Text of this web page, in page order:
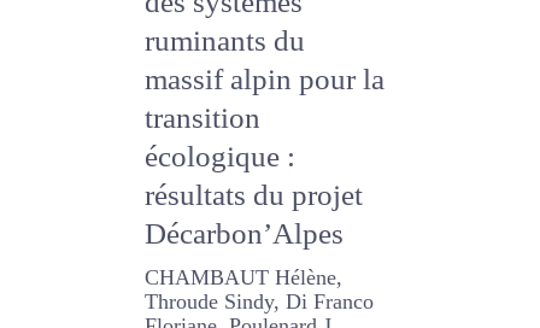
faiblesses des
systèmes
ruminants du
massif alpin pour
la transition
écologique :
résultats du projet
Décarbon’Alpes